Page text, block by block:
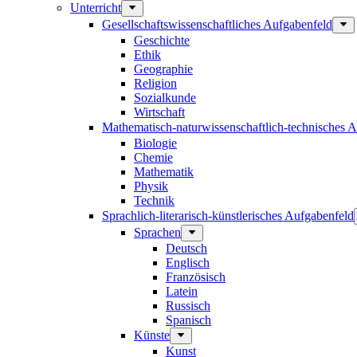
Unterricht
Gesellschaftswissenschaftliches Aufgabenfeld
Geschichte
Ethik
Geographie
Religion
Sozialkunde
Wirtschaft
Mathematisch-naturwissenschaftlich-technisches
Biologie
Chemie
Mathematik
Physik
Technik
Sprachlich-literarisch-künstlerisches Aufgabenfeld
Sprachen
Deutsch
Englisch
Französisch
Latein
Russisch
Spanisch
Künste
Kunst